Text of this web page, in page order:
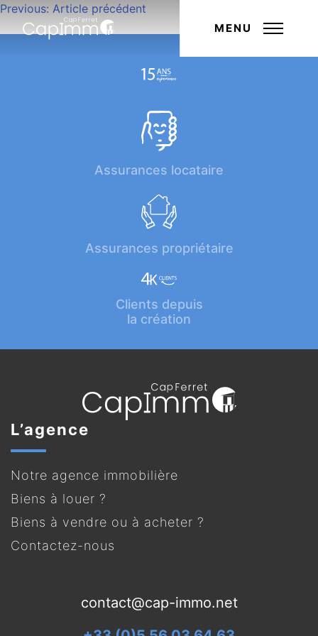
MENU
Navigation
de
Previous: Article précédent
Assurances locataire
Assurances propriétaire
Clients depuis
la création
L’agence
Notre agence immobilière
Biens à louer ?
Biens à vendre ou à acheter ?
Contactez-nous
contact@cap-immo.net